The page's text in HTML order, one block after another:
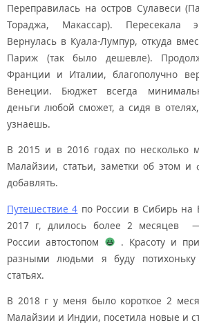
Переправилась на остров Сулавеси
Тораджа, Макассар). Пересекала
Вернулась в Куала-Лумпур, откуда
Париж (так было дешевле).
Франции и Италии, благополучно
Венеции. Бюджет всегда
деньги любой сможет, а сидя в
узнаешь.
В 2015 и в 2016 годах по несколько
Малайзии, статьи, заметки об этом и
добавлять.
Путешествие 4 по России в Сибирь на
2017 г, длилось более 2 месяцев
России автостопом
. Красоту и
разными людьми я буду
статьях.
В 2018 г у меня было короткое 2
Малайзии и Индии, посетила новые и